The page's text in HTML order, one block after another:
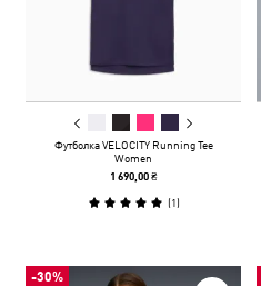
Футболка VELOCITY Running Tee
Women
1 690,00 ₴
(1)
-30%